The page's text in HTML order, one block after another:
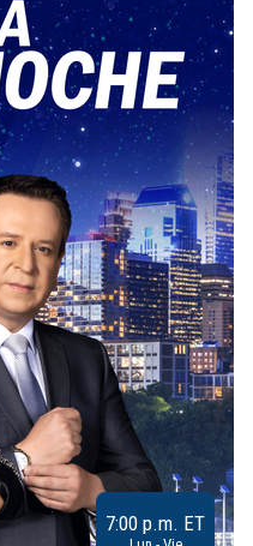
7:00 p.m. ET